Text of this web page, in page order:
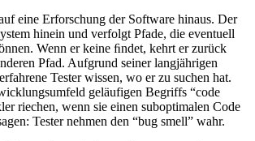
eine Erforschung der Software hinaus. Der
hinein und verfolgt Pfade, die eventuell
Wenn er keine ﬁndet, kehrt er zurück
Pfad. Aufgrund seiner langjährigen
Tester wissen, wo er zu suchen hat.
geläufigen Begriffs “code
riechen, wenn sie einen suboptimalen Code
Tester nehmen den “bug smell” wahr.